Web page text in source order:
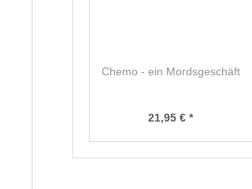
Chemo - ein Mordsgeschäft
21,95 € *